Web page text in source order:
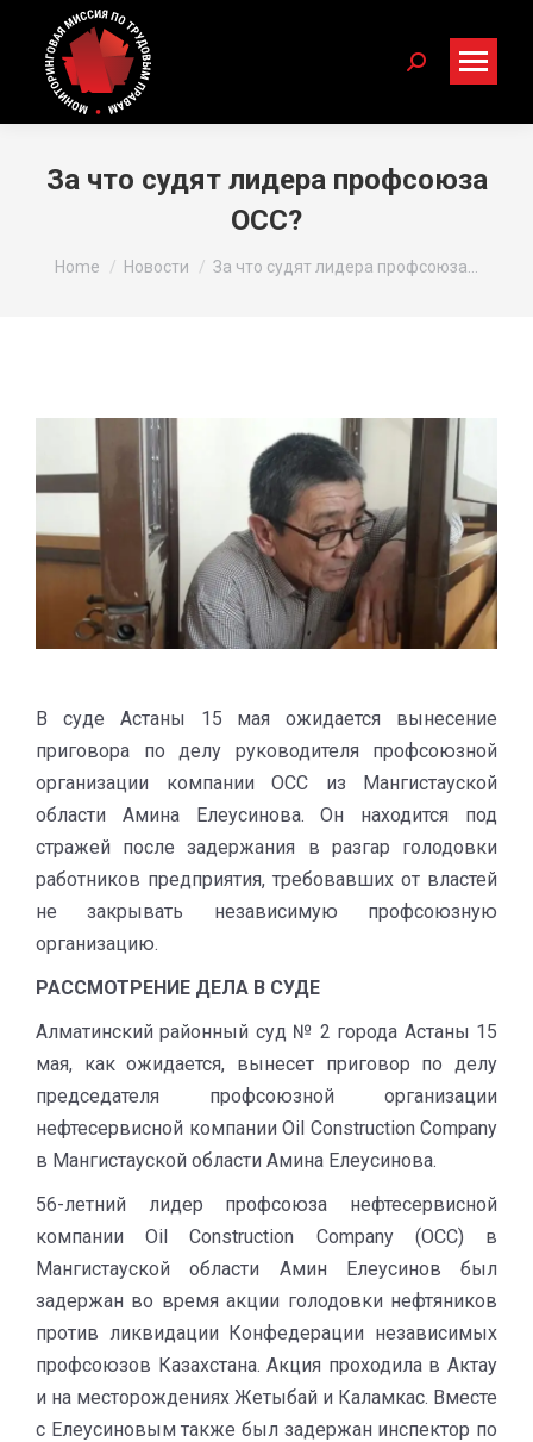
Search:
За что судят лидера профсоюза
OCC?
You are here:
Home Новости За что судят лидера профсоюза…
В суде Астаны 15 мая ожидается вынесение
приговора по делу руководителя профсоюзной
организации компании ОСС из Мангистауской
области Амина Елеусинова. Он находится под
стражей после задержания в разгар голодовки
работников предприятия, требовавших от властей
не закрывать независимую профсоюзную
организацию.
РАССМОТРЕНИЕ ДЕЛА В СУДЕ
Алматинский районный суд № 2 города Астаны 15
мая, как ожидается, вынесет приговор по делу
председателя профсоюзной организации
нефтесервисной компании Oil Construction Company
в Мангистауской области Амина Елеусинова.
56-летний лидер профсоюза нефтесервисной
компании Oil Construction Company (OCC) в
Мангистауской области Амин Елеусинов был
задержан во время акции голодовки нефтяников
против ликвидации Конфедерации независимых
профсоюзов Казахстана. Акция проходила в Актау
и на месторождениях Жетыбай и Каламкас. Вместе
с Елеусиновым также был задержан инспектор по